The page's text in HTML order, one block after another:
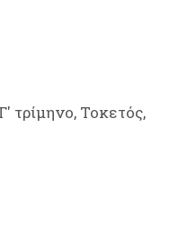
τρίμηνο, Τοκετός,